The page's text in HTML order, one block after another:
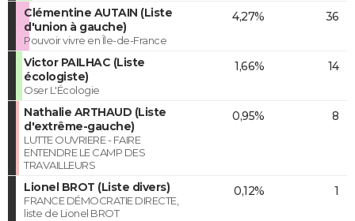
Clémentine AUTAIN (Liste
d'union à gauche)
Pouvoir vivre en Île-de-France
4,27% 36
Victor PAILHAC (Liste
écologiste)
Oser L'Écologie
1,66% 14
Nathalie ARTHAUD (Liste
d'extrême-gauche)
LUTTE OUVRIERE - FAIRE
ENTENDRE LE CAMP DES
TRAVAILLEURS
0,95% 8
Lionel BROT (Liste divers)
FRANCE DÉMOCRATIE DIRECTE,
liste de Lionel BROT
0,12% 1